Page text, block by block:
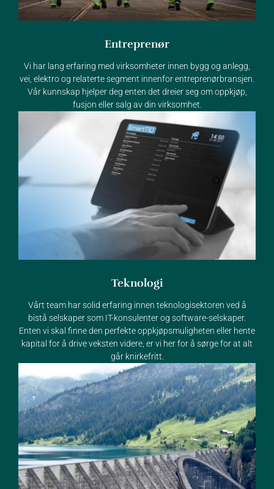
Entreprenør
Vi har lang erfaring med virksomheter innen bygg og anlegg,
vei, elektro og relaterte segment innenfor entreprenørbransjen.
Vår kunnskap hjelper deg enten det dreier seg om oppkjøp,
fusjon eller salg av din virksomhet.
Teknologi
Vårt team har solid erfaring innen teknologisektoren ved å
bistå selskaper som IT-konsulenter og software-selskaper.
Enten vi skal finne den perfekte oppkjøpsmuligheten eller hente
kapital for å drive veksten videre, er vi her for å sørge for at alt
går knirkefritt.